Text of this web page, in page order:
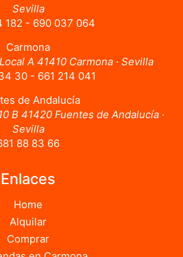
Enlaces
Home
Alquilar
Comprar
Sevilla
182 - 690 037 064
Carmona
A 41410 Carmona · Sevilla
30 - 661 214 041
de Andalucía
B 41420 Fuentes de Andalucía ·
Sevilla
88 83 66